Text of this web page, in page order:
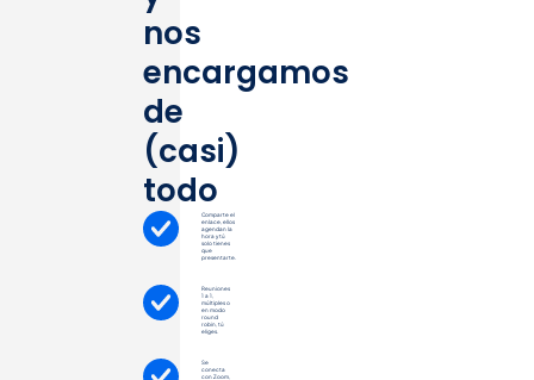
nos
encargamos
de
(casi)
todo
Comparte el
enlace, ellos
agendan la
hora y tú
solo tienes
que
presentarte.
Reuniones
1 a 1,
múltiples o
en modo
round
robin, tú
eliges.
Se
conecta
con Zoom,